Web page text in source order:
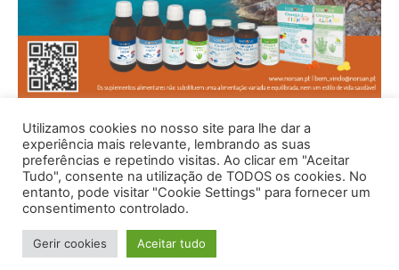
© 1996 - 2026 -Saúde e Bem Estar - Hosted and Designed By
Utilizamos cookies no nosso site para lhe dar a
experiência mais relevante, lembrando as suas
preferências e repetindo visitas. Ao clicar em "Aceitar
Tudo", consente na utilização de TODOS os cookies. No
entanto, pode visitar "Cookie Settings" para fornecer um
consentimento controlado.
Gerir cookies Aceitar tudo